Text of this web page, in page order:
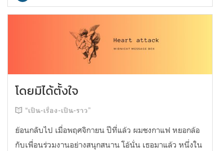
โดยมิได้ตั้งใจ
“เป็น-เรื่อง-เป็น-ราว”
ย้อนกลับไป เมื่อพฤศจิกายน ปีที่แล้ว ผมชงกาแฟ หยอกล้อ
กับเพื่อนร่วมงานอย่างสนุกสนาน โอ้นั่น เธอมาแล้ว หนึ่งใน